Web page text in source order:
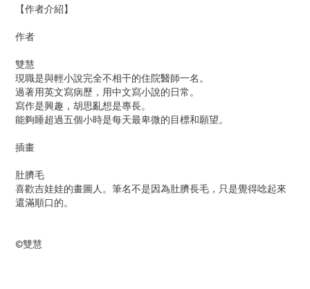
【作者介紹】
作者
雙慧
現職是與輕小說完全不相干的住院醫師一名。
過著用英文寫病歷，用中文寫小說的日常。
寫作是興趣，胡思亂想是專長。
能夠睡超過五個小時是每天最卑微的目標和願望。
插畫
肚臍毛
喜歡吉娃娃的畫圖人。筆名不是因為肚臍長毛，只是覺得唸起來
還滿順口的。
©雙慧